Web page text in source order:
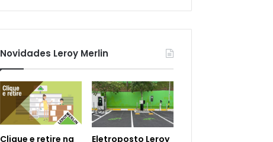
Novidades Leroy Merlin
Clique e retire na
Eletroposto Leroy